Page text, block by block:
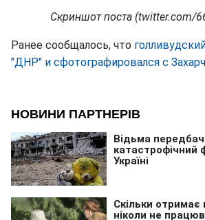
Скриншот поста (twitter.com/
Ранее сообщалось, что
"ДНР" и сфотографировался с